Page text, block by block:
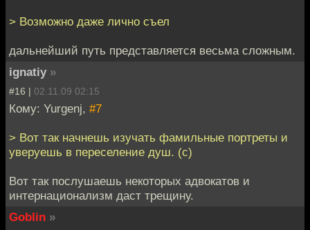
> Возможно даже лично съел
дальнейший путь представляется весьма сложным.
ignatiy »
#16 | 02.11.09 02:15
Кому: Yurgenj, #7
> Вот так начнешь изучать фамильные портреты и
уверуешь в переселение душ. (с)
Вот так послушаешь некоторых адвокатов и
интернационализм даст трещину.
Goblin »